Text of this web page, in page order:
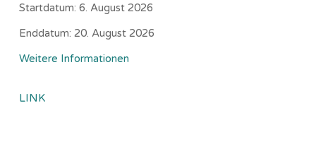
Startdatum: 6. August 2026
Enddatum: 20. August 2026
Weitere Informationen
LINK